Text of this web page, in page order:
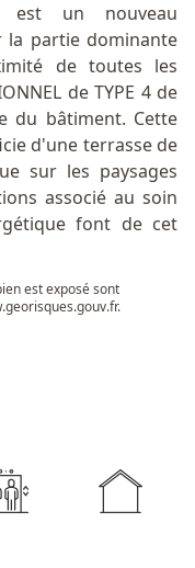
est un nouveau
partie dominante
de toutes les
de TYPE 4 de
du bâtiment. Cette
d'une terrasse de
sur les paysages
associé au soin
font de cet
est exposé sont
.